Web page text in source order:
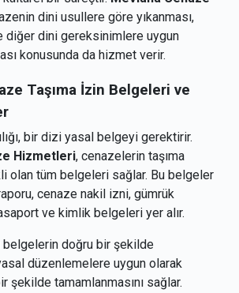
dini usullere göre yıkanması,
diğer dini gereksinimlere uygun
konusunda da hizmet verir.
Taşıma İzin Belgeleri ve
bir dizi yasal belgeyi gerektirir.
Hizmetleri, cenazelerin taşıma
olan tüm belgeleri sağlar. Bu belgeler
cenaze nakil izni, gümrük
ve kimlik belgeleri yer alır.
belgelerin doğru bir şekilde
düzenlemelere uygun olarak
şekilde tamamlanmasını sağlar.